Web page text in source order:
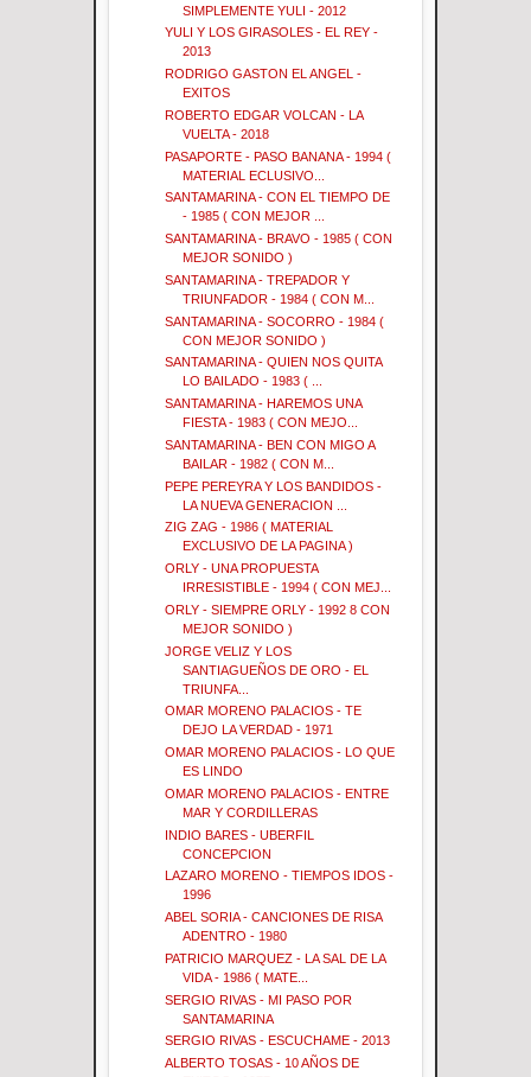
SIMPLEMENTE YULI - 2012
YULI Y LOS GIRASOLES - EL REY -
2013
RODRIGO GASTON EL ANGEL -
EXITOS
ROBERTO EDGAR VOLCAN - LA
VUELTA - 2018
PASAPORTE - PASO BANANA - 1994 (
MATERIAL ECLUSIVO...
SANTAMARINA - CON EL TIEMPO DE
- 1985 ( CON MEJOR ...
SANTAMARINA - BRAVO - 1985 ( CON
MEJOR SONIDO )
SANTAMARINA - TREPADOR Y
TRIUNFADOR - 1984 ( CON M...
SANTAMARINA - SOCORRO - 1984 (
CON MEJOR SONIDO )
SANTAMARINA - QUIEN NOS QUITA
LO BAILADO - 1983 ( ...
SANTAMARINA - HAREMOS UNA
FIESTA - 1983 ( CON MEJO...
SANTAMARINA - BEN CON MIGO A
BAILAR - 1982 ( CON M...
PEPE PEREYRA Y LOS BANDIDOS -
LA NUEVA GENERACION ...
ZIG ZAG - 1986 ( MATERIAL
EXCLUSIVO DE LA PAGINA )
ORLY - UNA PROPUESTA
IRRESISTIBLE - 1994 ( CON MEJ...
ORLY - SIEMPRE ORLY - 1992 8 CON
MEJOR SONIDO )
JORGE VELIZ Y LOS
SANTIAGUEÑOS DE ORO - EL
TRIUNFA...
OMAR MORENO PALACIOS - TE
DEJO LA VERDAD - 1971
OMAR MORENO PALACIOS - LO QUE
ES LINDO
OMAR MORENO PALACIOS - ENTRE
MAR Y CORDILLERAS
INDIO BARES - UBERFIL
CONCEPCION
LAZARO MORENO - TIEMPOS IDOS -
1996
ABEL SORIA - CANCIONES DE RISA
ADENTRO - 1980
PATRICIO MARQUEZ - LA SAL DE LA
VIDA - 1986 ( MATE...
SERGIO RIVAS - MI PASO POR
SANTAMARINA
SERGIO RIVAS - ESCUCHAME - 2013
ALBERTO TOSAS - 10 AÑOS DE